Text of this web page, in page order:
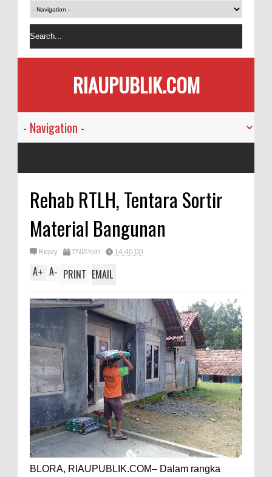
RIAUPUBLIK.COM
Rehab RTLH, Tentara Sortir
Material Bangunan
Reply TNI/Polri 14.40.00
A+ A- PRINT EMAIL
BLORA, RIAUPUBLIK.COM– Dalam rangka